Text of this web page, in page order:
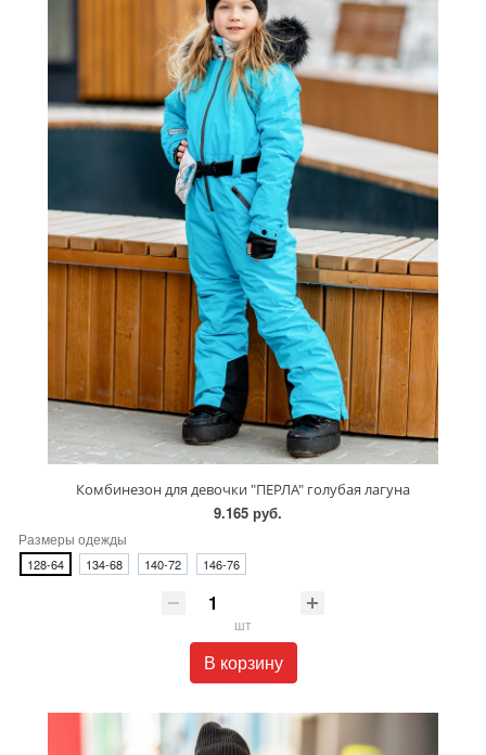
Комбинезон для девочки "ПЕРЛА" голубая лагуна
9.165 руб.
Размеры одежды
128-64 134-68 140-72 146-76
шт
В корзину